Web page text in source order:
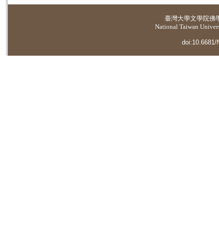
臺灣大學文學院佛
National Taiwan
doi:10.6681/